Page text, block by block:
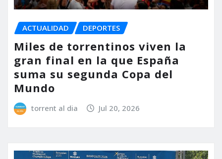
ACTUALIDAD DEPORTES
Miles de torrentinos viven la
gran final en la que España
suma su segunda Copa del
Mundo
torrent al dia Jul 20, 2026